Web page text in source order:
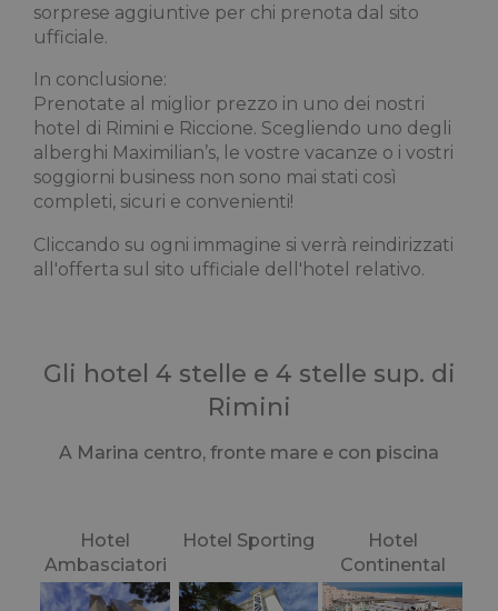
sorprese aggiuntive per chi prenota dal sito
ufficiale.
In conclusione:
Prenotate al miglior prezzo in uno dei nostri
hotel di Rimini e Riccione. Scegliendo uno degli
alberghi Maximilian’s, le vostre vacanze o i vostri
soggiorni business non sono mai stati così
completi, sicuri e convenienti!
Cliccando su ogni immagine si verrà reindirizzati
all'offerta sul sito ufficiale dell'hotel relativo.
Gli hotel 4 stelle e 4 stelle sup. di
Rimini
A Marina centro, fronte mare e con piscina
Hotel
Ambasciatori
Hotel Sporting
Hotel
Continental